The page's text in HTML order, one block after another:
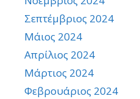
Σεπτέμβριος 2024
Μάιος 2024
Απρίλιος 2024
Μάρτιος 2024
Φεβρουάριος 2024